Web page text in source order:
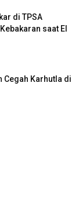
di TPSA
saat El
Cegah Karhutla di